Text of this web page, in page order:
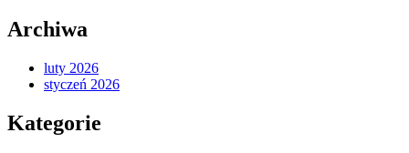
Archiwa
luty 2026
styczeń 2026
Kategorie